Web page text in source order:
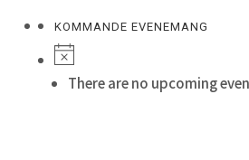
KOMMANDE EVENEMANG
There are no upcoming